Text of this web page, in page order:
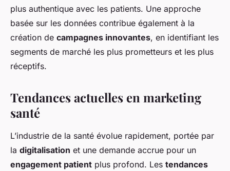
plus authentique avec les patients. Une approche
basée sur les données contribue également à la
création de campagnes innovantes, en identifiant les
segments de marché les plus prometteurs et les plus
réceptifs.
Tendances actuelles en marketing
santé
L’industrie de la santé évolue rapidement, portée par
la digitalisation et une demande accrue pour un
engagement patient plus profond. Les tendances